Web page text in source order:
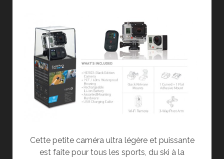
Cette petite caméra ultra légère et puissante
est faite pour tous les sports, du ski à la